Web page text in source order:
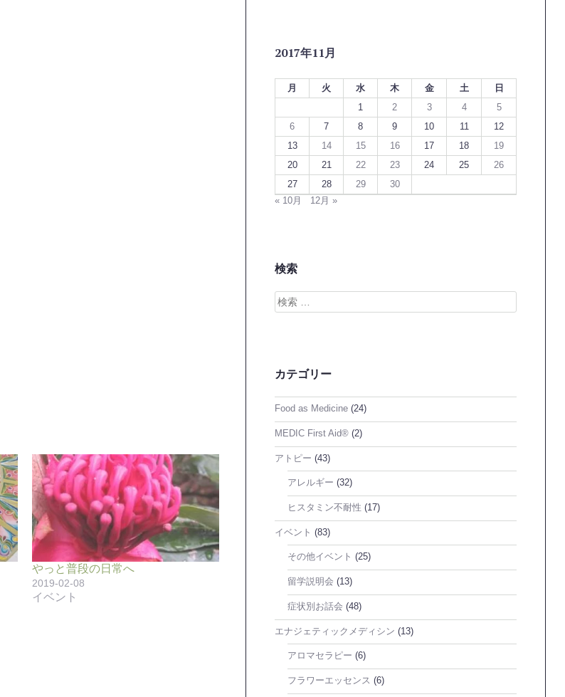
やっと普段の日常へ
2019-02-08
イベント
2017年11月
月 火 水 木 金 土
日
1
2 3 4
5
6
7 8 9 10 11
12
13
14 15 16 17 18
19
20
21 22 23 24 25
26
27
28 29
30
« 10月
12月 »
検索
検
索
カテゴリー
Food as Medicine (24)
MEDIC First Aid® (2)
アトピー (43)
アレルギー (32)
ヒスタミン不耐性 (17)
イベント (83)
その他イベント (25)
留学説明会 (13)
症状別お話会 (48)
エナジェティックメディシン (13)
アロマセラピー (6)
フラワーエッセンス (6)